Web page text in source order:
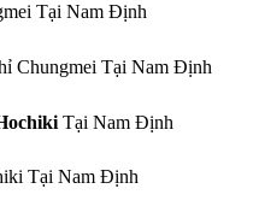
Tại Nam Định
Chungmei Tại Nam Định
Tại Nam Định
Tại Nam Định